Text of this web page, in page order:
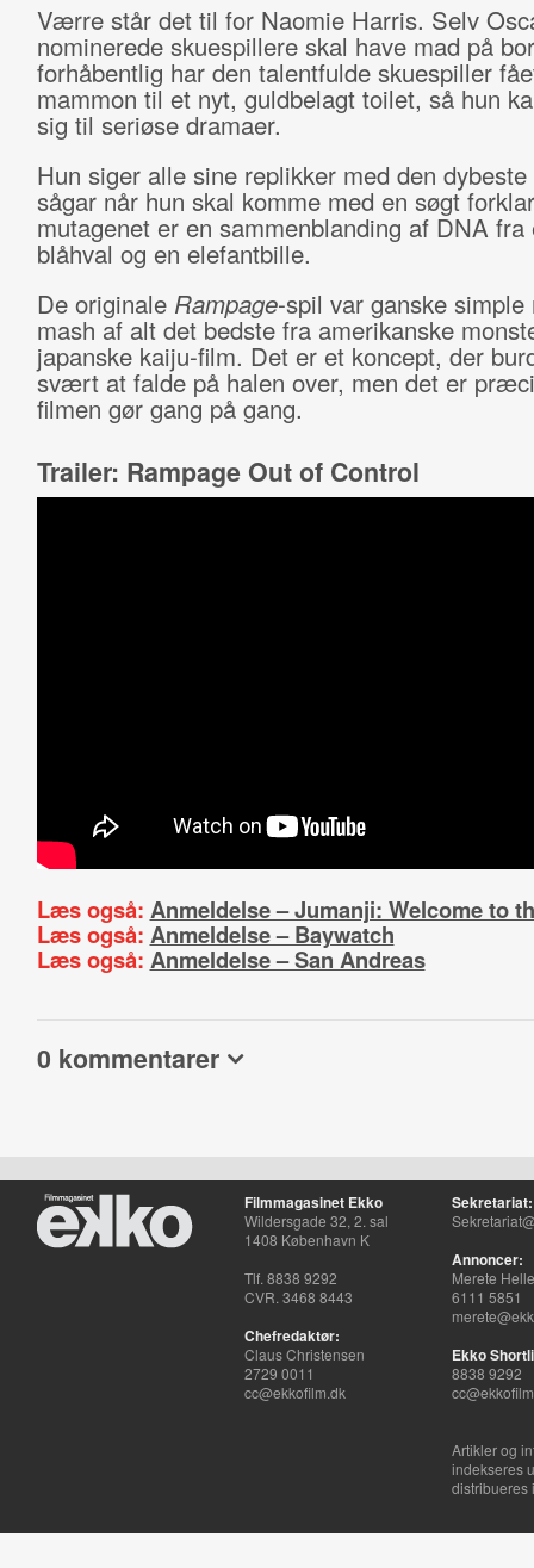
Værre står det til for Naomie Harris. Selv
nominerede skuespillere skal have mad på
forhåbentlig har den talentfulde skuespiller
mammon til et nyt, guldbelagt toilet, så hun
sig til seriøse dramaer.
Hun siger alle sine replikker med den
sågar når hun skal komme med en søgt
mutagenet er en sammenblanding af DNA fra
blåhval og en elefantbille.
De originale Rampage-spil var ganske simple
mash af alt det bedste fra amerikanske
japanske kaiju-film. Det er et koncept, der
svært at falde på halen over, men det er
filmen gør gang på gang.
Trailer: Rampage Out of Control
Læs også: Anmeldelse – Jumanji: Welcome to
Læs også: Anmeldelse – Baywatch
Læs også: Anmeldelse – San Andreas
0 kommentarer
Filmmagasinet Ekko
Wildersgade 32, 2. sal
1408 København K
Tlf. 8838 9292
CVR. 3468 8443
Chefredaktør:
Claus Christensen
2729 0011
cc@ekkofilm.dk
Sekretariat:
Annoncer:
Merete
6111 5851
Ekko
8838 9292
Artikler og
indekseres
distribueres